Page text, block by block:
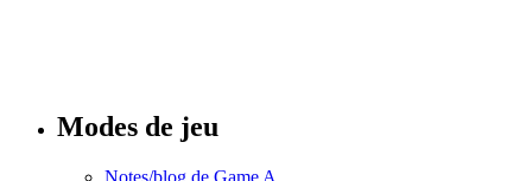
Modes de jeu
Notes/blog de Game A